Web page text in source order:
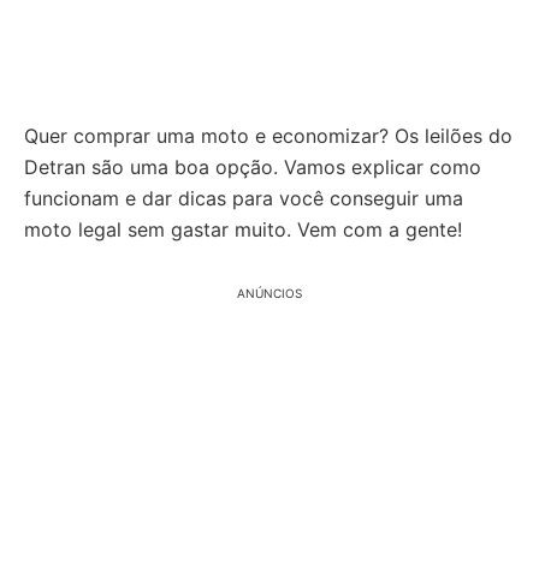
Quer comprar uma moto e economizar? Os leilões do
Detran são uma boa opção. Vamos explicar como
funcionam e dar dicas para você conseguir uma
moto legal sem gastar muito. Vem com a gente!
ANÚNCIOS